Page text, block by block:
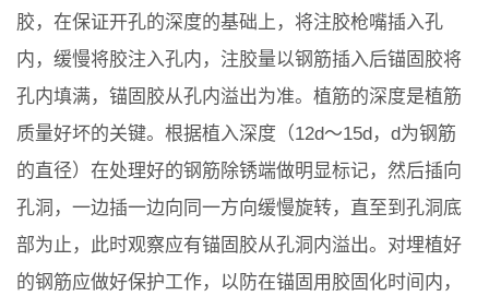
胶，在保证开孔的深度的基础上，将注胶枪嘴插入孔
内，缓慢将胶注入孔内，注胶量以钢筋插入后锚固胶将
孔内填满，锚固胶从孔内溢出为准。植筋的深度是植筋
质量好坏的关键。根据植入深度（12d～15d，d为钢筋
的直径）在处理好的钢筋除锈端做明显标记，然后插向
孔洞，一边插一边向同一方向缓慢旋转，直至到孔洞底
部为止，此时观察应有锚固胶从孔洞内溢出。对埋植好
的钢筋应做好保护工作，以防在锚固用胶固化时间内，